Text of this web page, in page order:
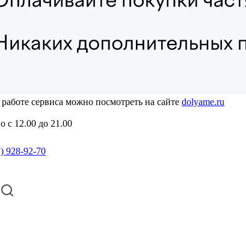
сервиса можно посмотреть на сайте dolyame.ru
с 12.00 до 21.00
928-92-70